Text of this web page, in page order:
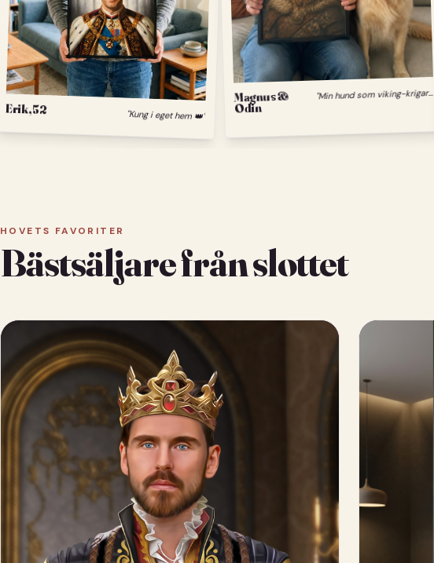
Erik, 52 "Kung i eget hem 👑"
Magnus &
Odin
"
Min hund som viking-krigare."
HOVETS FAVORITER
Bästsäljare från slottet